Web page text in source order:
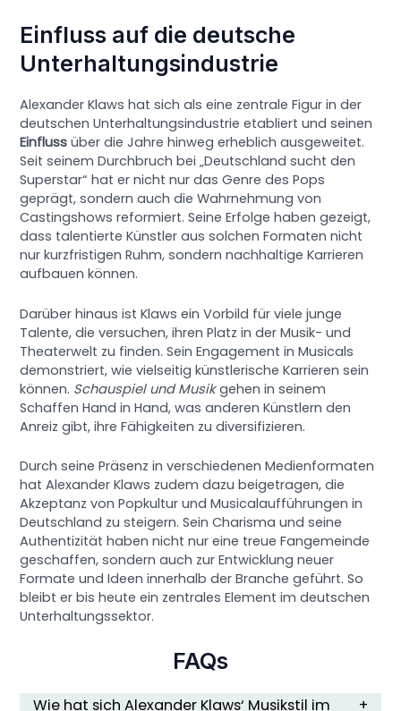
Einfluss auf die deutsche
Unterhaltungsindustrie
Alexander Klaws hat sich als eine zentrale Figur in der
deutschen Unterhaltungsindustrie etabliert und seinen
Einfluss über die Jahre hinweg erheblich ausgeweitet.
Seit seinem Durchbruch bei „Deutschland sucht den
Superstar“ hat er nicht nur das Genre des Pops
geprägt, sondern auch die Wahrnehmung von
Castingshows reformiert. Seine Erfolge haben gezeigt,
dass talentierte Künstler aus solchen Formaten nicht
nur kurzfristigen Ruhm, sondern nachhaltige Karrieren
aufbauen können.
Darüber hinaus ist Klaws ein Vorbild für viele junge
Talente, die versuchen, ihren Platz in der Musik- und
Theaterwelt zu finden. Sein Engagement in Musicals
demonstriert, wie vielseitig künstlerische Karrieren sein
können. Schauspiel und Musikgehen in seinem
Schaffen Hand in Hand, was anderen Künstlern den
Anreiz gibt, ihre Fähigkeiten zu diversifizieren.
Durch seine Präsenz in verschiedenen Medienformaten
hat Alexander Klaws zudem dazu beigetragen, die
Akzeptanz von Popkultur und Musicalaufführungen in
Deutschland zu steigern. Sein Charisma und seine
Authentizität haben nicht nur eine treue Fangemeinde
geschaffen, sondern auch zur Entwicklung neuer
Formate und Ideen innerhalb der Branche geführt. So
bleibt er bis heute ein zentrales Element im deutschen
Unterhaltungssektor.
FAQs
Wie hat sich Alexander Klaws‘ Musikstil im